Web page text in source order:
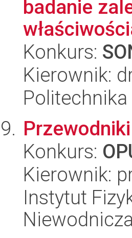
badanie
Konkurs:
Kierownik:
Konkurs:
Kierownik:
Instytut